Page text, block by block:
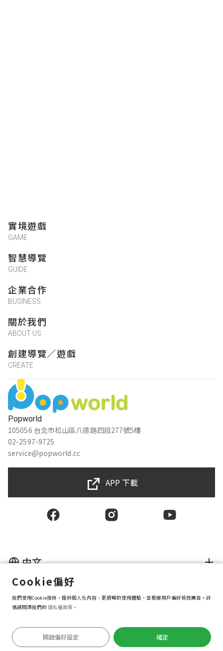
前往APP遊玩
Popworld
105056 台北市松山區八德路四段277號5樓
02-2597-9725
service@popworld.cc
實境遊戲
GAME
智慧導覽
GUIDE
企業合作
BUSINESS
關於我們
ABOUT US
創建導覽／遊戲
CREATE
APP 下載
隱私權保護政策
資訊安全政策
Copyright © 2025 Popworld Inc. All Rights Reserved.
中文
Cookie偏好
我們使用Cookie技術，提供個人化內容、更順暢的使用體驗，並根據用戶偏好投放廣告。詳
情請閱讀我們的 隱私權政策。
開啟偏好設定 確定